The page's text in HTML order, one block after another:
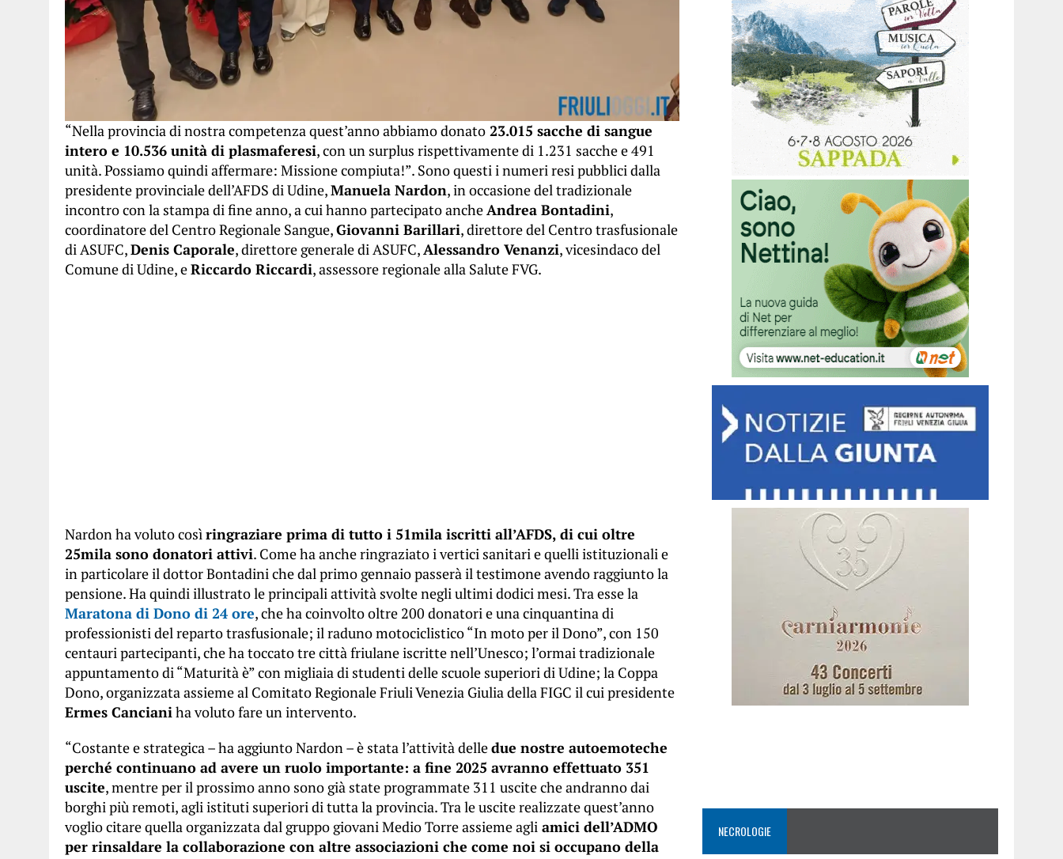
“Nella provincia di nostra competenza quest’anno abbiamo donato 23.015 sacche di sangue
intero e 10.536 unità di plasmaferesi, con un surplus rispettivamente di 1.231 sacche e 491
unità. Possiamo quindi affermare: Missione compiuta!”. Sono questi i numeri resi pubblici dalla
presidente provinciale dell’AFDS di Udine,Manuela Nardon, in occasione del tradizionale
incontro con la stampa di fine anno, a cui hanno partecipato anche Andrea Bontadini,
coordinatore del Centro Regionale Sangue,Giovanni Barillari, direttore del Centro trasfusionale
di ASUFC,Denis Caporale, direttore generale di ASUFC, Alessandro Venanzi, vicesindaco del
Comune di Udine, eRiccardo Riccardi, assessore regionale alla Salute FVG.
Nardon ha voluto così ringraziare prima di tutto i 51mila iscritti all’AFDS, di cui oltre
25mila sono donatori attivi. Come ha anche ringraziato i vertici sanitari e quelli istituzionali e
in particolare il dottor Bontadini che dal primo gennaio passerà il testimone avendo raggiunto la
pensione. Ha quindi illustrato le principali attività svolte negli ultimi dodici mesi. Tra esse la
Maratona di Dono di 24 ore, che ha coinvolto oltre 200 donatori e una cinquantina di
professionisti del reparto trasfusionale; il raduno motociclistico “In moto per il Dono”, con 150
centauri partecipanti, che ha toccato tre città friulane iscritte nell’Unesco; l’ormai tradizionale
appuntamento di “Maturità è” con migliaia di studenti delle scuole superiori di Udine; la Coppa
Dono, organizzata assieme al Comitato Regionale Friuli Venezia Giulia della FIGC il cui presidente
Ermes Canciani ha voluto fare un intervento.
“Costante e strategica – ha aggiunto Nardon – è stata l’attività delledue nostre autoemoteche
perché continuano ad avere un ruolo importante: a fine 2025 avranno effettuato 351
uscite, mentre per il prossimo anno sono già state programmate 311 uscite che andranno dai
borghi più remoti, agli istituti superiori di tutta la provincia. Tra le uscite realizzate quest’anno
voglio citare quella organizzata dal gruppo giovani Medio Torre assieme agli amici dell’ADMO
per rinsaldare la collaborazione con altre associazioni che come noi si occupano della
NECROLOGIE